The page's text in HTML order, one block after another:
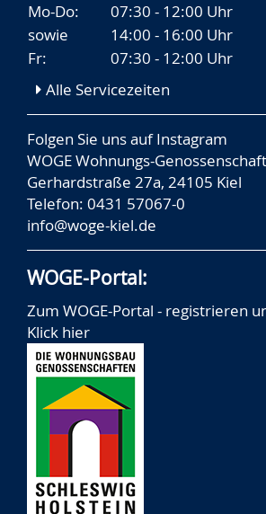
Mo-Do:
07:30 - 12:00 Uhr
sowie
14:00 - 16:00 Uhr
Fr:
07:30 - 12:00 Uhr
Alle Servicezeiten
Folgen Sie uns aufInstagram
WOGE Wohnungs-
Gerhardstraße 27a, 24105 Kiel
Telefon: 0431 57067-0
info@woge-kiel.de
WOGE-Portal:
Zum WOGE-Portal - registrieren
Klick hier